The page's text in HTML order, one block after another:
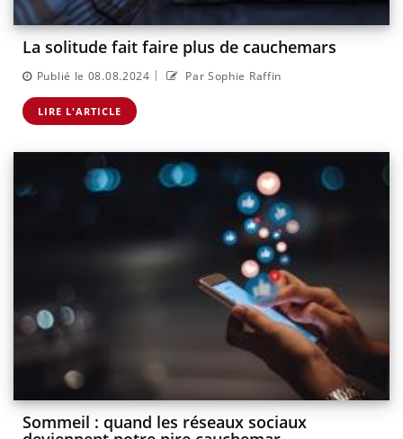
La solitude fait faire plus de cauchemars
Publié le 08.08.2024 | Par Sophie Raffin
LIRE L'ARTICLE
Sommeil : quand les réseaux sociaux